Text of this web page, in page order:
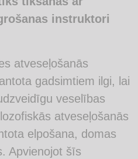
instruktori
atveseļošanās
gadsimtiem ilgi, lai
veselības
atveseļošanās
elpošana, domas
Apvienojot šīs